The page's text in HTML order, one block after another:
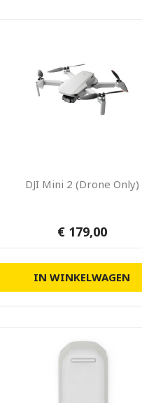
DJI Mini 2 (Drone Only)
€ 179,00
IN WINKELWAGEN